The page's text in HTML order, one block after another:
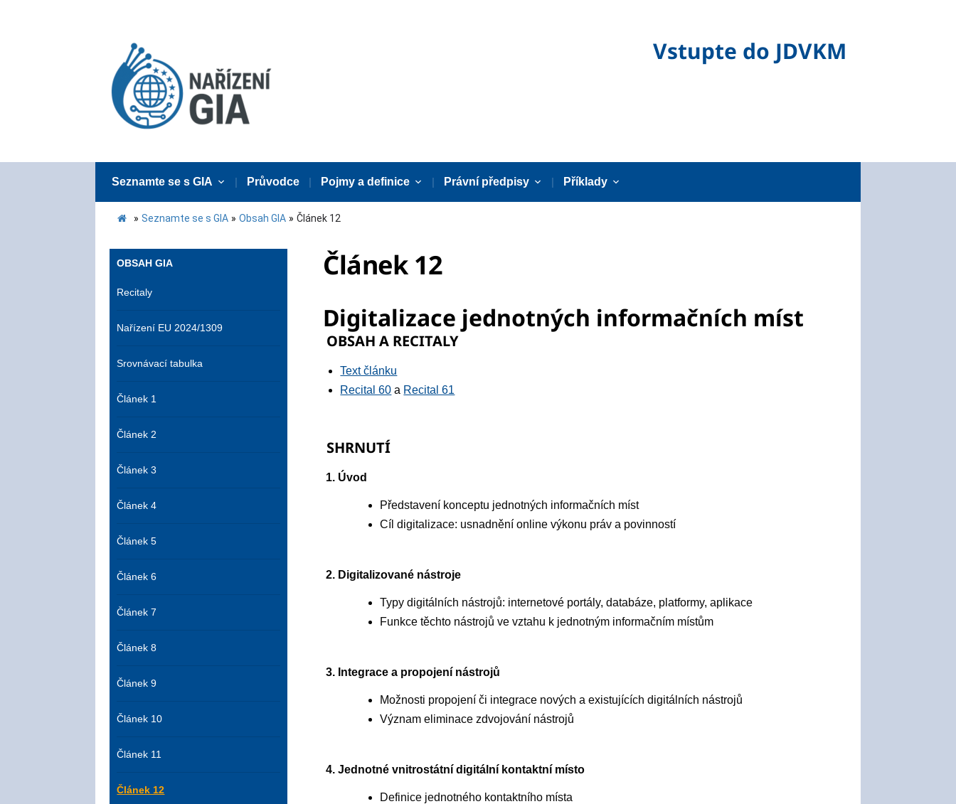
Vstupte do JDVKM
Seznamte se s GIA Průvodce Pojmy a definice Právní předpisy Příklady
» Seznamte se s GIA » Obsah GIA » Článek 12
OBSAH GIA
Recitaly
Nařízení EU 2024/1309
Srovnávací tabulka
Článek 1
Článek 2
Článek 3
Článek 4
Článek 5
Článek 6
Článek 7
Článek 8
Článek 9
Článek 10
Článek 11
Článek 12
Článek 12
Digitalizace jednotných informačních míst
OBSAH A RECITALY
Text článku
Recital 60 a Recital 61
SHRNUTÍ
1. Úvod
Představení konceptu jednotných informačních míst
Cíl digitalizace: usnadnění online výkonu práv a povinností
2. Digitalizované nástroje
Typy digitálních nástrojů: internetové portály, databáze, platformy, aplikace
Funkce těchto nástrojů ve vztahu k jednotným informačním místům
3. Integrace a propojení nástrojů
Možnosti propojení či integrace nových a existujících digitálních nástrojů
Význam eliminace zdvojování nástrojů
4. Jednotné vnitrostátní digitální kontaktní místo
Definice jednotného kontaktního místa